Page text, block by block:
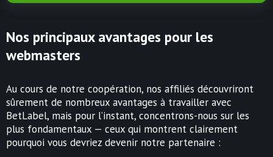
Nos principaux avantages pour les
webmasters
Au cours de notre coopération, nos affiliés découvriront
sûrement de nombreux avantages à travailler avec
BetLabel, mais pour l’instant, concentrons-nous sur les
plus fondamentaux — ceux qui montrent clairement
pourquoi vous devriez devenir notre partenaire :